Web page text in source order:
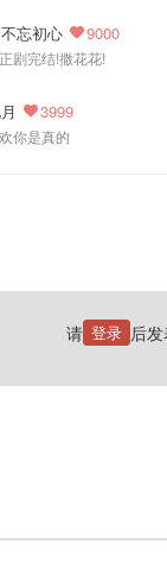
忘初心 9000
剧完结!撒花花!
3999
你是真的
请 登录 后